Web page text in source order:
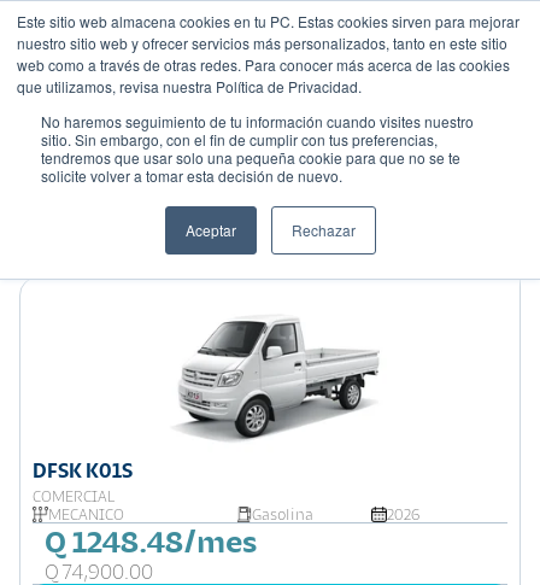
Este sitio web almacena cookies en tu PC. Estas cookies sirven para mejorar
nuestro sitio web y ofrecer servicios más personalizados, tanto en este sitio
web como a través de otras redes. Para conocer más acerca de las cookies
que utilizamos, revisa nuestra Política de Privacidad.
No haremos seguimiento de tu información cuando visites nuestro
sitio. Sin embargo, con el fin de cumplir con tus preferencias,
tendremos que usar solo una pequeña cookie para que no se te
solicite volver a tomar esta decisión de nuevo.
Aceptar Rechazar
Mostrando 9 de 326
Ordenar por:Precio: Menor a Mayor
DFSK K01S
COMERCIAL
MECÁNICO
Gasolina 2026
Q 1248.48/mes
Q 74,900.00